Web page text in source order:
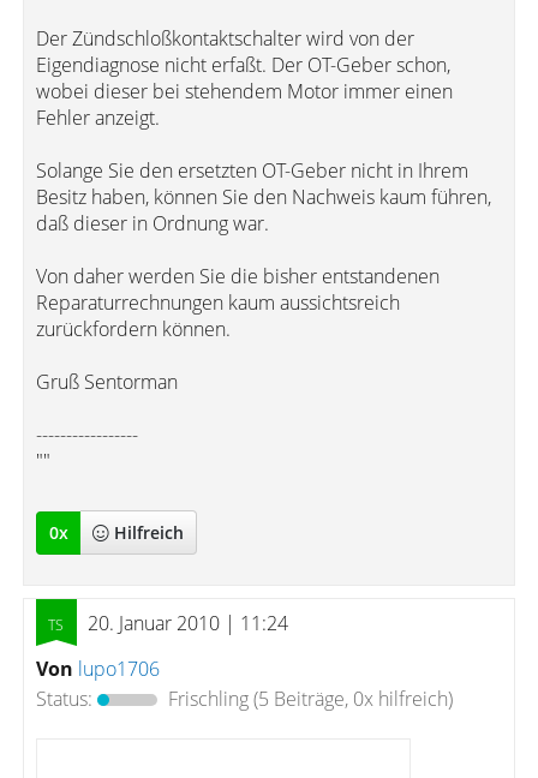
Der Zündschloßkontaktschalter wird von der
Eigendiagnose nicht erfaßt. Der OT-Geber schon,
wobei dieser bei stehendem Motor immer einen
Fehler anzeigt.
Solange Sie den ersetzten OT-Geber nicht in Ihrem
Besitz haben, können Sie den Nachweis kaum führen,
daß dieser in Ordnung war.
Von daher werden Sie die bisher entstandenen
Reparaturrechnungen kaum aussichtsreich
zurückfordern können.
Gruß Sentorman
-----------------
""
0x Hilfreich
20. Januar 2010 | 11:24
Von lupo1706
Status:
Frischling(5 Beiträge, 0x hilfreich)